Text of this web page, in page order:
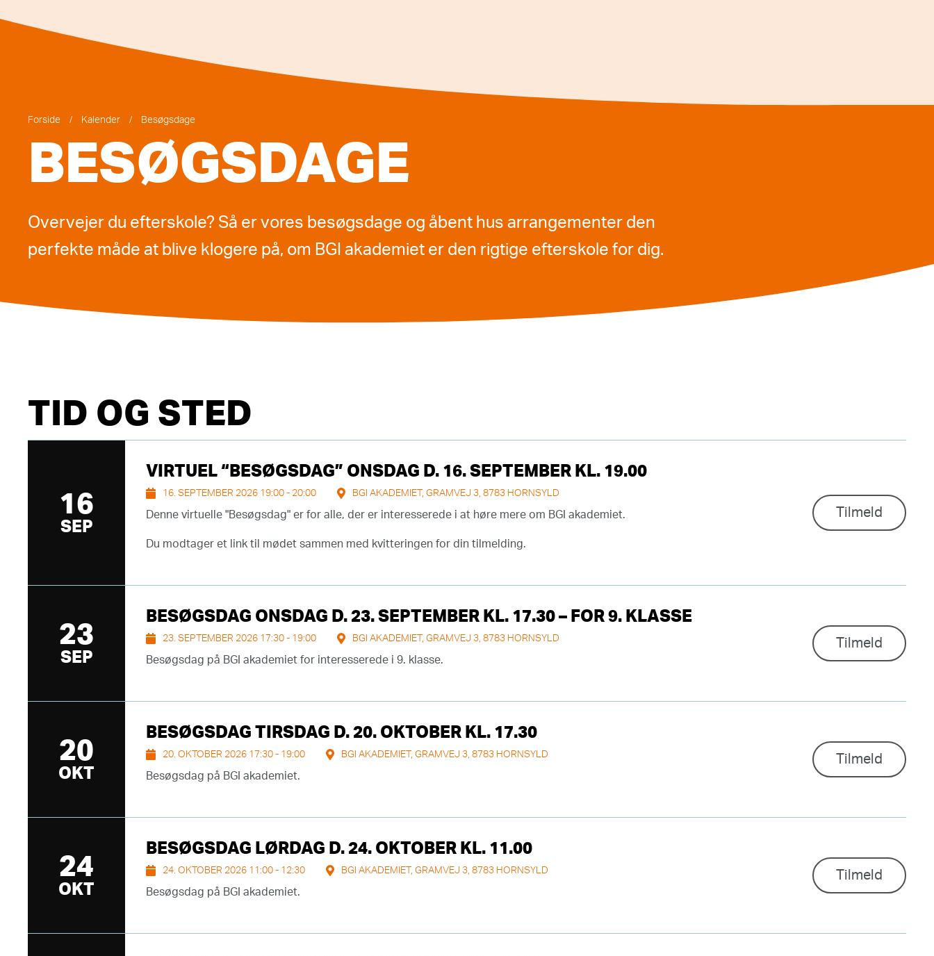
Forside / Kalender / Besøgsdage
BESØGSDAGE
Overvejer du efterskole? Så er vores besøgsdage og åbent hus arrangementer den
perfekte måde at blive klogere på, om BGI akademiet er den rigtige efterskole for dig.
TID OG STED
16
SEP
VIRTUEL “BESØGSDAG” ONSDAG D. 16. SEPTEMBER KL. 19.00
16. SEPTEMBER 2026 19:00 - 20:00 BGI AKADEMIET, GRAMVEJ 3, 8783 HORNSYLD
Denne virtuelle "Besøgsdag" er for alle, der er interesserede i at høre mere om BGI akademiet.
Du modtager et link til mødet sammen med kvitteringen for din tilmelding.
Tilmeld
23
SEP
BESØGSDAG ONSDAG D. 23. SEPTEMBER KL. 17.30 – FOR 9. KLASSE
23. SEPTEMBER 2026 17:30 - 19:00 BGI AKADEMIET, GRAMVEJ 3, 8783 HORNSYLD
Besøgsdag på BGI akademiet for interesserede i 9. klasse.
Tilmeld
20
OKT
BESØGSDAG TIRSDAG D. 20. OKTOBER KL. 17.30
20. OKTOBER 2026 17:30 - 19:00 BGI AKADEMIET, GRAMVEJ 3, 8783 HORNSYLD
Besøgsdag på BGI akademiet.
Tilmeld
24
OKT
BESØGSDAG LØRDAG D. 24. OKTOBER KL. 11.00
24. OKTOBER 2026 11:00 - 12:30 BGI AKADEMIET, GRAMVEJ 3, 8783 HORNSYLD
Besøgsdag på BGI akademiet.
Tilmeld